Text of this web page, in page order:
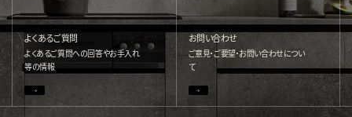
よくあるご質問
よくあるご質問への回答やお手入れ
等の情報
お問い合わせ
ご意見・ご要望・お問い合わせについ
て